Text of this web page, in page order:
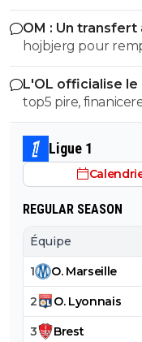
OM : Un transfert
hojbjerg pour
avant quand
L'OL officialise
top5 pire,
parlant on a eu
Ligue 1
REGULAR SEASON
Équipe
1 O. Marseille
2 O. Lyonnais
3 Brest